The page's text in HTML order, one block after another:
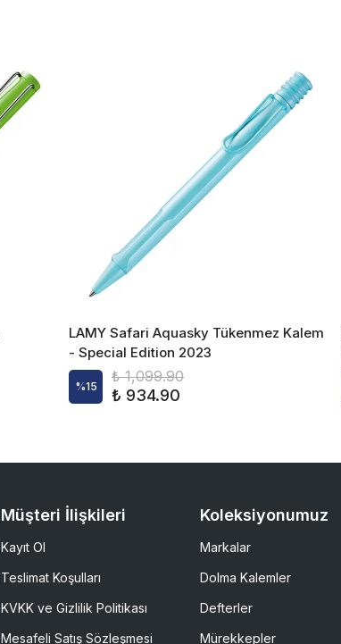
LAMY Safari Aquasky Tükenmez Kalem
- Special Edition 2023
%15
₺ 1,099.90
₺ 934.90
Müşteri İlişkileri
Kayıt Ol
Teslimat Koşulları
KVKK ve Gizlilik Politikası
Mesafeli Satış Sözleşmesi
Koleksiyonumuz
Markalar
Dolma Kalemler
Defterler
Mürekkepler